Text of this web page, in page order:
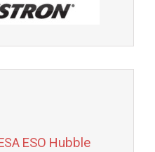
ESA ESO Hubble